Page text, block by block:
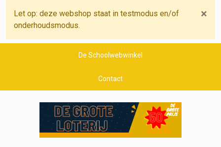
×
Let op: deze webshop staat in testmodus en/of
onderhoudsmodus.
De Schoolwebwinkel
Contact